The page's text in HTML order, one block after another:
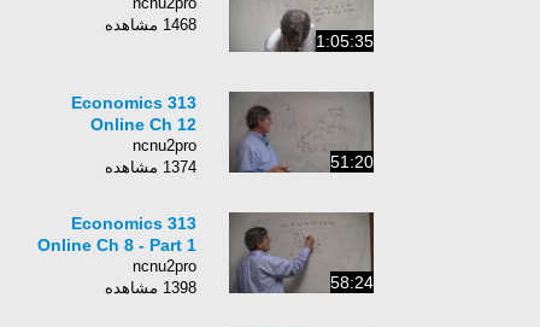
1:05:35
1468 مشاهده
51:20
Economics 313
Online Ch 12
ncnu2pro
1374 مشاهده
58:24
Economics 313
Online Ch 8 - Part 1
ncnu2pro
1398 مشاهده